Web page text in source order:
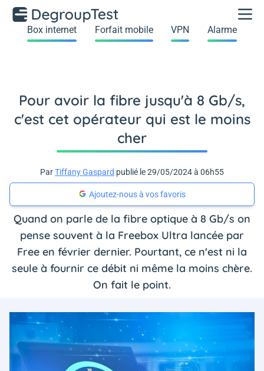
Box internet Forfait mobile VPN Alarme
Pour avoir la fibre jusqu'à 8 Gb/s,
c'est cet opérateur qui est le moins
cher
ParTiffany Gaspard publié le 29/05/2024 à 06h55
Ajoutez-nous à vos favoris
Quand on parle de la fibre optique à 8 Gb/s on
pense souvent à la Freebox Ultra lancée par
Free en février dernier. Pourtant, ce n'est ni la
seule à fournir ce débit ni même la moins chère.
On fait le point.